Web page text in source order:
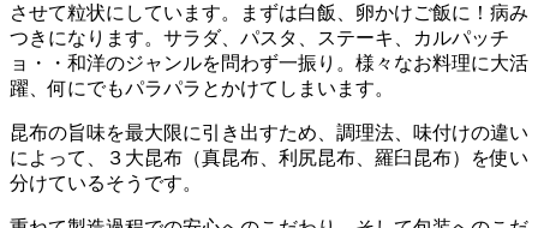
させて粒状にしています。まずは白飯、卵かけご飯に！病み
つきになります。サラダ、パスタ、ステーキ、カルパッチ
ョ・・和洋のジャンルを問わず一振り。様々なお料理に大活
躍、何にでもパラパラとかけてしまいます。
昆布の旨味を最大限に引き出すため、調理法、味付けの違い
によって、３大昆布（真昆布、利尻昆布、羅臼昆布）を使い
分けているそうです。